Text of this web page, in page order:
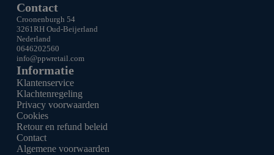
Contact
Croonenburgh 54
3261RH Oud-Beijerland
Nederland
0646202560
info@ppwretail.com
Informatie
Klantenservice
Klachtenregeling
Privacy voorwaarden
Cookies
Retour en refund beleid
Contact
Algemene voorwaarden